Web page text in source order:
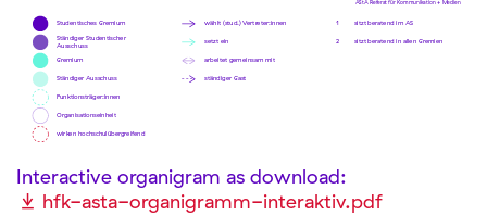
Studentisches Gremium
Gremium
sitzt beratend im AS
1
wirken hochschulübergreifend
arbeitet gemeinsam mit
ständiger Gast
sitzt beratend in allen Gremien
2
wählt (stud.) Vertreter:innen
setzt ein
Ständiger Studentischer
Ausschuss
Organisationseinheit
Funktionsträger:innen
Ständiger Ausschuss
Interactive organigram as download:
hfk-asta-organigramm-interaktiv.pdf